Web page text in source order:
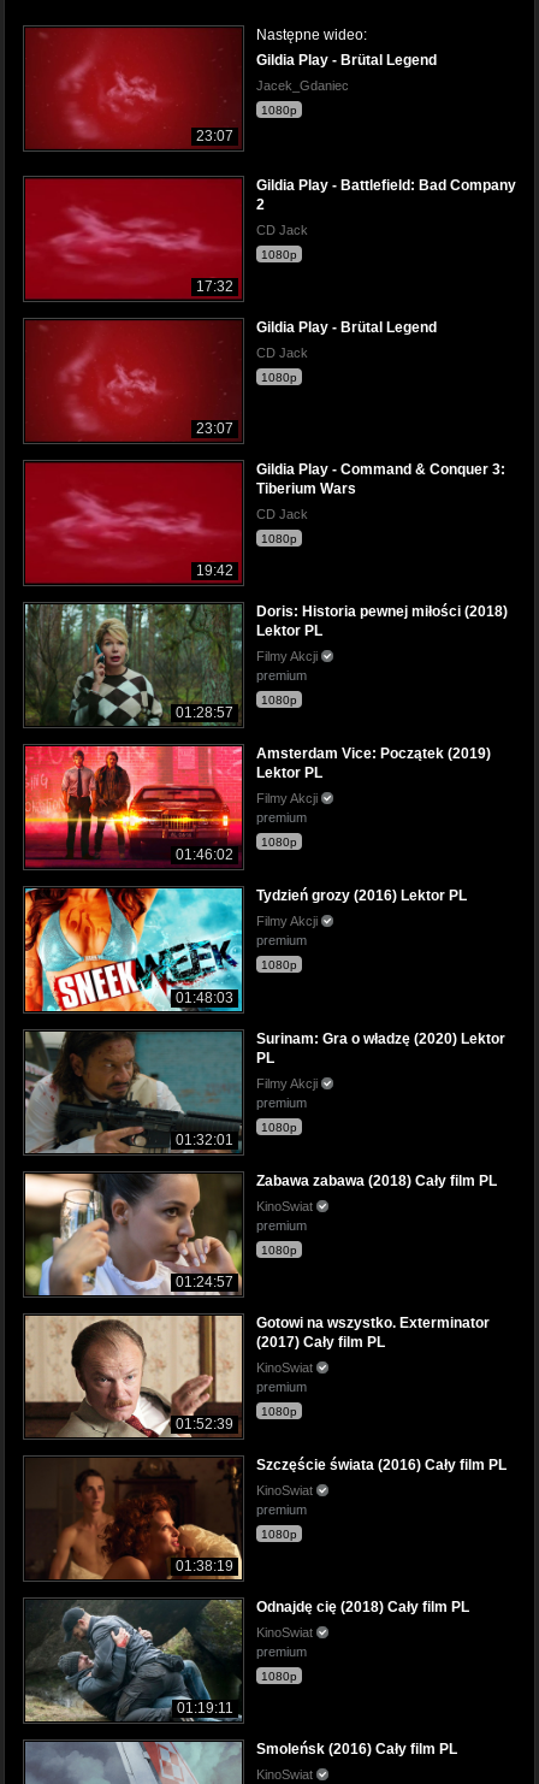
23:07
Następne wideo:
Gildia Play - Brütal Legend
Jacek_Gdaniec
1080p
17:32
Gildia Play - Battlefield: Bad Company
2
CD Jack
1080p
23:07
Gildia Play - Brütal Legend
CD Jack
1080p
19:42
Gildia Play - Command & Conquer 3:
Tiberium Wars
CD Jack
1080p
01:28:57
Doris: Historia pewnej miłości (2018)
Lektor PL
Filmy Akcji
premium
1080p
01:46:02
Amsterdam Vice: Początek (2019)
Lektor PL
Filmy Akcji
premium
1080p
01:48:03
Tydzień grozy (2016) Lektor PL
Filmy Akcji
premium
1080p
01:32:01
Surinam: Gra o władzę (2020) Lektor
PL
Filmy Akcji
premium
1080p
01:24:57
Zabawa zabawa (2018) Cały film PL
KinoSwiat
premium
1080p
01:52:39
Gotowi na wszystko. Exterminator
(2017) Cały film PL
KinoSwiat
premium
1080p
01:38:19
Szczęście świata (2016) Cały film PL
KinoSwiat
premium
1080p
01:19:11
Odnajdę cię (2018) Cały film PL
KinoSwiat
premium
1080p
Smoleńsk (2016) Cały film PL
KinoSwiat